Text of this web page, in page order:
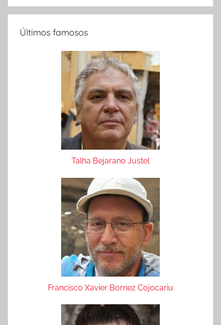
Últimos famosos
Talha Bejarano Justel
Francisco Xavier Bornez Cojocariu